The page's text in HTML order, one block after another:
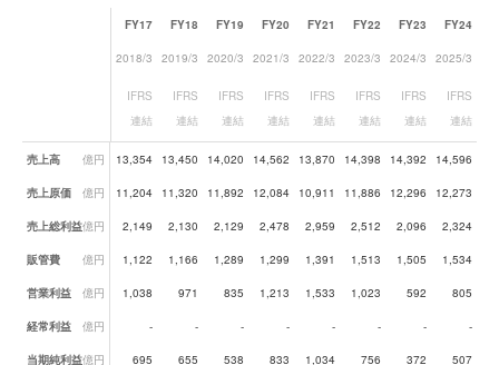
業績データ一覧
FY17 FY18 FY19 FY20 FY21 FY22 FY23 FY24
2018/3 2019/3 2020/3 2021/3 2022/3 2023/3 2024/3 2025/3
IFRS
連結
IFRS
連結
IFRS
連結
IFRS
連結
IFRS
連結
IFRS
連結
IFRS
連結
IFRS
連結
売上高 億円 13,354 13,450 14,020 14,562 13,870 14,398 14,392 14,596
売上原価 億円 11,204 11,320 11,892 12,084 10,911 11,886 12,296 12,273
売上総利益億円 2,149 2,130 2,129 2,478 2,959 2,512 2,096 2,324
販管費 億円 1,122 1,166 1,289 1,299 1,391 1,513 1,505 1,534
営業利益 億円 1,038 971 835 1,213 1,533 1,023 592 805
経常利益 億円 - - - - - - - -
当期純利益億円 695 655 538 833 1,034 756 372 507